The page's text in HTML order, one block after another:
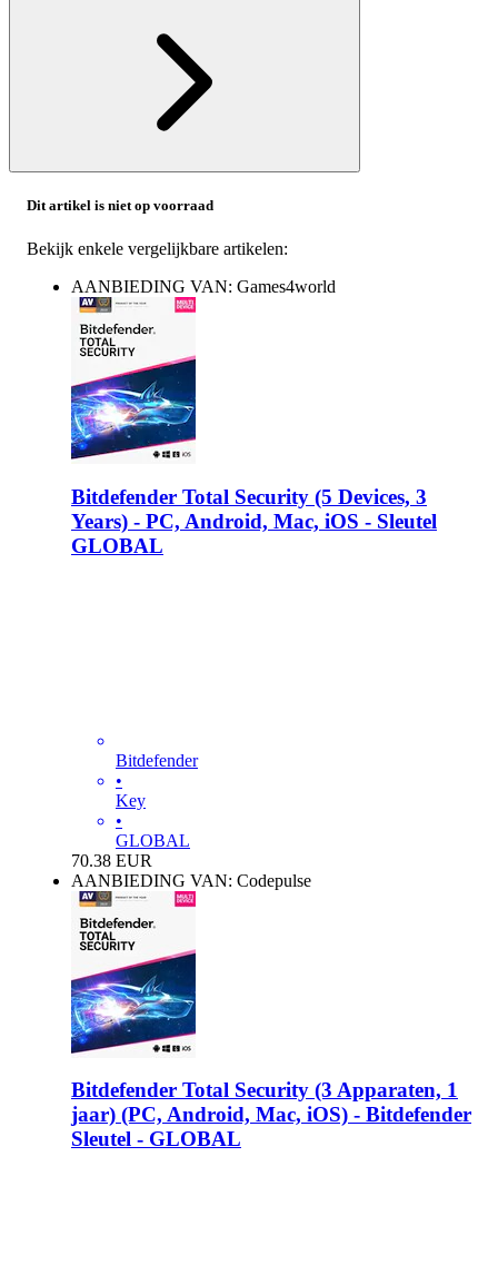
Dit artikel is niet op voorraad
Bekijk enkele vergelijkbare artikelen:
AANBIEDING VAN: Games4world
Bitdefender Total Security (5 Devices, 3
Years) - PC, Android, Mac, iOS - Sleutel
GLOBAL
Bitdefender
•
Key
•
GLOBAL
70.38 EUR
AANBIEDING VAN: Codepulse
Bitdefender Total Security (3 Apparaten, 1
jaar) (PC, Android, Mac, iOS) - Bitdefender
Sleutel - GLOBAL